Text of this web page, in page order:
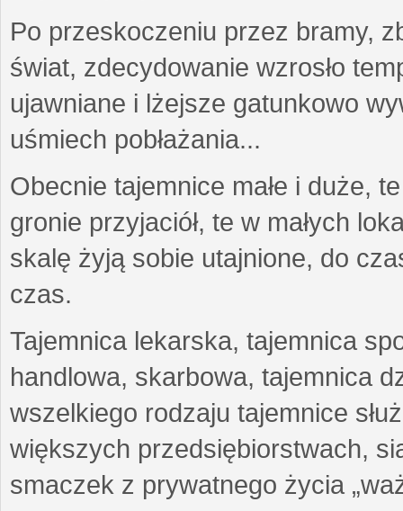
Po przeskoczeniu przez bramy,
świat, zdecydowanie wzrosło
ujawniane i lżejsze gatunkowo
uśmiech pobłażania...
Obecnie tajemnice małe i duże,
gronie przyjaciół, te w małych
skalę żyją sobie utajnione, do
czas.
Tajemnica lekarska, tajemnica
handlowa, skarbowa, tajemnica
wszelkiego rodzaju tajemnice
większych przedsiębiorstwach,
smaczek z prywatnego życia